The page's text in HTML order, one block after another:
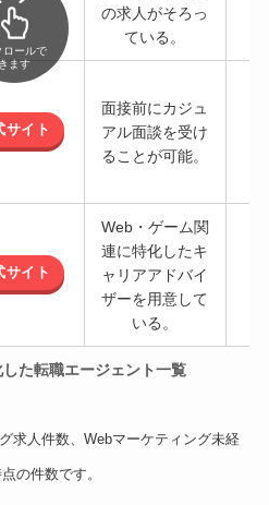
の求人がそろっ
ている。
サイト
面接前にカジュ
アル面談を受け
ることが可能。
サイト
Web・ゲーム関
連に特化したキ
ャリアアドバイ
ザーを用意して
いる。
ロールで
きます
た転職エージェント一覧
求人件数、Webマーケティング未経
の件数です。